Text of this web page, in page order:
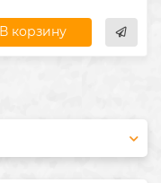
В корзину